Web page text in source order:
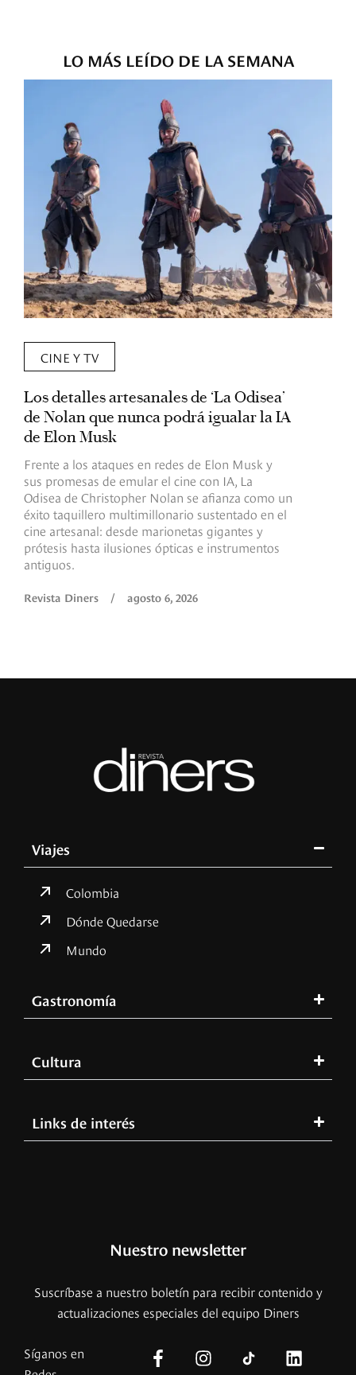
LO MÁS LEÍDO DE LA SEMANA
CINE Y TV
Los detalles artesanales de ‘La Odisea’
de Nolan que nunca podrá igualar la IA
de Elon Musk
Frente a los ataques en redes de Elon Musk y
sus promesas de emular el cine con IA, La
Odisea de Christopher Nolan se afianza como un
éxito taquillero multimillonario sustentado en el
cine artesanal: desde marionetas gigantes y
prótesis hasta ilusiones ópticas e instrumentos
antiguos.
Revista Diners / agosto 6, 2026
Viajes
Colombia
Dónde Quedarse
Mundo
Gastronomía
Cultura
Links de interés
Nuestro newsletter
Suscríbase a nuestro boletín para recibir contenido y
actualizaciones especiales del equipo Diners
Síganos en